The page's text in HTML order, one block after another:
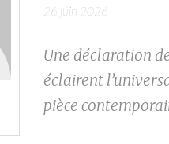
26 juin 2026
Une déclaration
éclairent
pièce